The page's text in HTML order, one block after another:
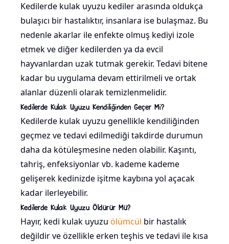
Kedilerde kulak uyuzu kediler arasında oldukça
bulaşıcı bir hastalıktır, insanlara ise bulaşmaz. Bu
nedenle akarlar ile enfekte olmuş kediyi izole
etmek ve diğer kedilerden ya da evcil
hayvanlardan uzak tutmak gerekir. Tedavi bitene
kadar bu uygulama devam ettirilmeli ve ortak
alanlar düzenli olarak temizlenmelidir.
Kedilerde Kulak Uyuzu Kendiliğinden Geçer Mi?
Kedilerde kulak uyuzu genellikle kendiliğinden
geçmez ve tedavi edilmediği takdirde durumun
daha da kötüleşmesine neden olabilir. Kaşıntı,
tahriş, enfeksiyonlar vb. kademe kademe
gelişerek kedinizde işitme kaybına yol açacak
kadar ilerleyebilir.
Kedilerde Kulak Uyuzu Öldürür Mü?
Hayır, kedi kulak uyuzu ölümcül bir hastalık
değildir ve özellikle erken teşhis ve tedavi ile kısa